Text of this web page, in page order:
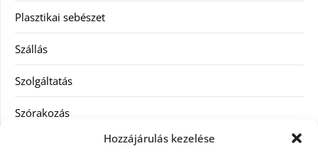
Hozzájárulás kezelése
Plasztikai sebészet
Szállás
Szolgáltatás
Szórakozás